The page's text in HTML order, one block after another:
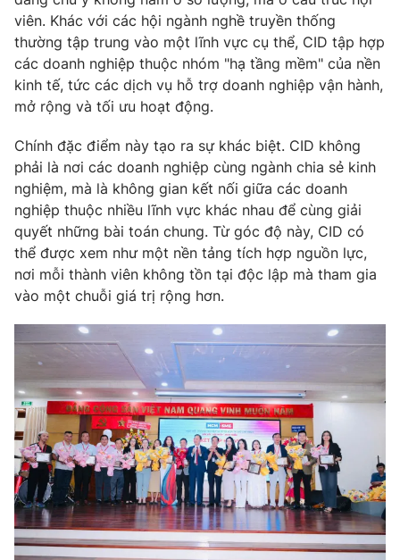
viên. Khác với các hội ngành nghề truyền thống
thường tập trung vào một lĩnh vực cụ thể, CID tập hợp
các doanh nghiệp thuộc nhóm "hạ tầng mềm" của nền
kinh tế, tức các dịch vụ hỗ trợ doanh nghiệp vận hành,
mở rộng và tối ưu hoạt động.
Chính đặc điểm này tạo ra sự khác biệt. CID không
phải là nơi các doanh nghiệp cùng ngành chia sẻ kinh
nghiệm, mà là không gian kết nối giữa các doanh
nghiệp thuộc nhiều lĩnh vực khác nhau để cùng giải
quyết những bài toán chung. Từ góc độ này, CID có
thể được xem như một nền tảng tích hợp nguồn lực,
nơi mỗi thành viên không tồn tại độc lập mà tham gia
vào một chuỗi giá trị rộng hơn.